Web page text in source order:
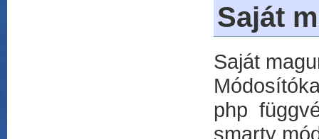
Saját
Saját
php
smarty